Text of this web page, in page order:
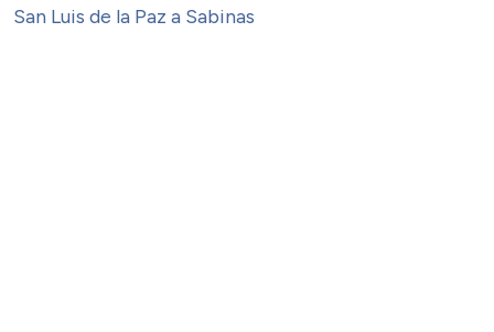
San Luis de la Paz a Sabinas